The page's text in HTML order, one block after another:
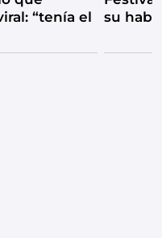
“tenía el
su